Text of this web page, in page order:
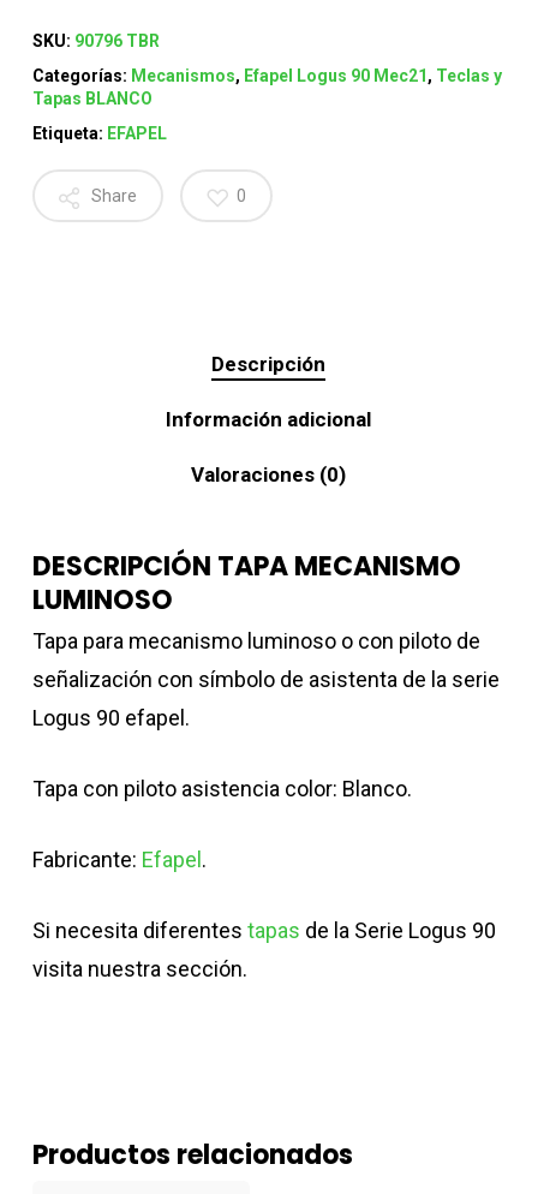
SKU: 90796 TBR
Categorías: Mecanismos, Efapel Logus 90 Mec21, Teclas y
Tapas BLANCO
Etiqueta: EFAPEL
Share 0
Descripción
Información adicional
Valoraciones (0)
DESCRIPCIÓN TAPA MECANISMO
LUMINOSO
Tapa para mecanismo luminoso o con piloto de
señalización con símbolo de asistenta de la serie
Logus 90 efapel.
Tapa con piloto asistencia color: Blanco.
Fabricante: Efapel.
Si necesita diferentes tapas de la Serie Logus 90
visita nuestra sección.
Productos relacionados